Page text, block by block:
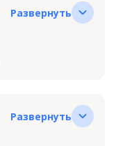
Развернуть
Развернуть